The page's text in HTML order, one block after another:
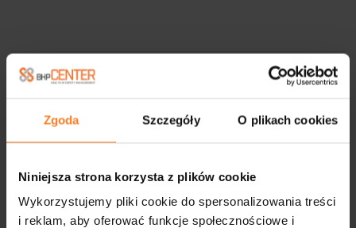
Zgoda Szczegóły O plikach cookies
Niniejsza strona korzysta z plików cookie
Wykorzystujemy pliki cookie do spersonalizowania treści
i reklam, aby oferować funkcje społecznościowe i